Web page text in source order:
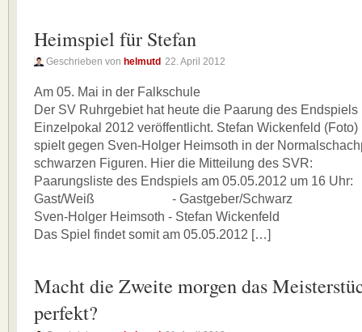
Heimspiel für Stefan
Geschrieben von helmutd 22. April 2012
Am 05. Mai in der Falkschule
Der SV Ruhrgebiet hat heute die Paarung des Endspiels
Einzelpokal 2012 veröffentlicht. Stefan Wickenfeld
spielt gegen Sven-Holger Heimsoth in der
schwarzen Figuren. Hier die Mitteilung des SVR:
Paarungsliste des Endspiels am 05.05.2012 um 16 Uhr:
Gast/Weiß - Gastgeber/Schwarz
Sven-Holger Heimsoth - Stefan Wickenfeld
Das Spiel findet somit am 05.05.2012 […]
Macht die Zweite morgen das
perfekt?